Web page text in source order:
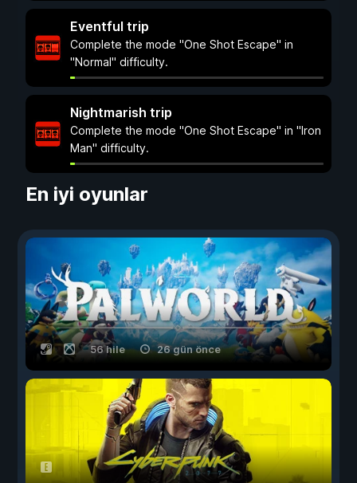
Eventful trip
Complete the mode "One Shot Escape" in
"Normal" difficulty.
Nightmarish trip
Complete the mode "One Shot Escape" in "Iron
Man" difficulty.
En iyi oyunlar
56 hile 26 gün önce